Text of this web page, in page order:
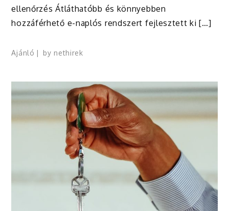
ellenőrzés Átláthatóbb és könnyebben
hozzáférhető e-naplós rendszert fejlesztett ki […]
Ajánló by nethirek